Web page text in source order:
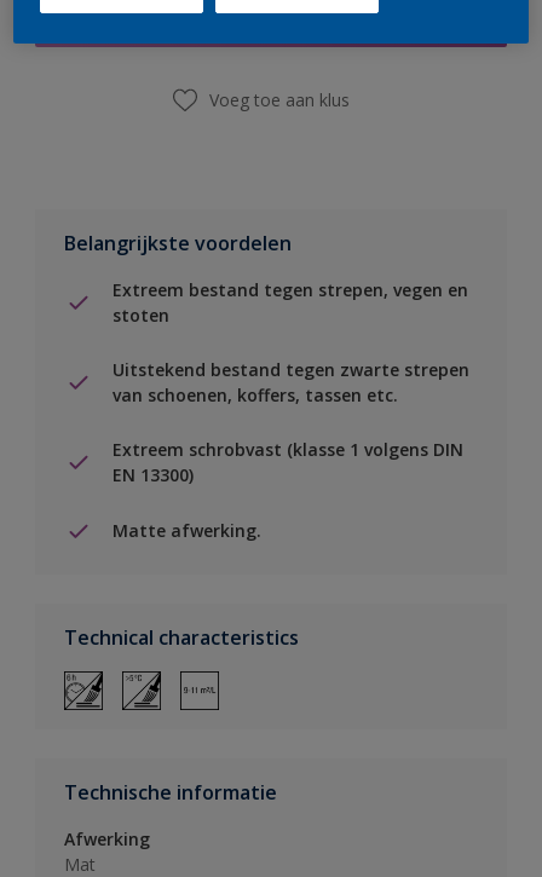
Vind een winkel
Voeg toe aan klus
Belangrijkste voordelen
Extreem bestand tegen strepen, vegen en
stoten
Uitstekend bestand tegen zwarte strepen
van schoenen, koffers, tassen etc.
Extreem schrobvast (klasse 1 volgens DIN
EN 13300)
Matte afwerking.
Technical characteristics
Technische informatie
Afwerking
Mat